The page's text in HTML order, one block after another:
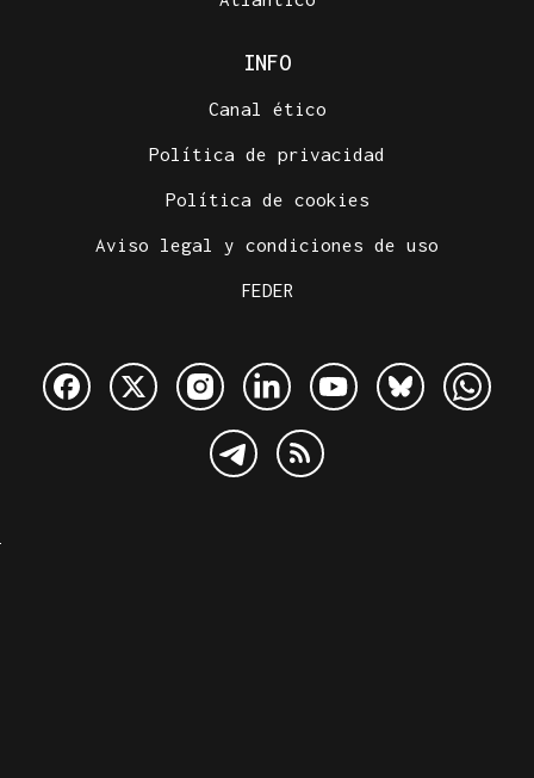
INFO
Canal ético
Política de privacidad
Política de cookies
Aviso legal y condiciones de uso
FEDER